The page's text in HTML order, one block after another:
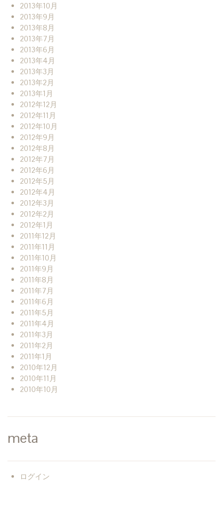
2013年10月
2013年9月
2013年8月
2013年7月
2013年6月
2013年4月
2013年3月
2013年2月
2013年1月
2012年12月
2012年11月
2012年10月
2012年9月
2012年8月
2012年7月
2012年6月
2012年5月
2012年4月
2012年3月
2012年2月
2012年1月
2011年12月
2011年11月
2011年10月
2011年9月
2011年8月
2011年7月
2011年6月
2011年5月
2011年4月
2011年3月
2011年2月
2011年1月
2010年12月
2010年11月
2010年10月
meta
ログイン